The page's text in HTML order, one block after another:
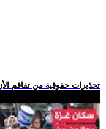
.. تحذيرات حقوقية من تفاقم